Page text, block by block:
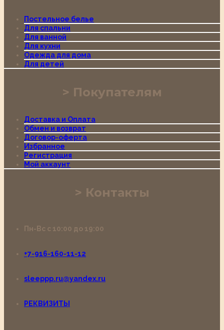
Постельное белье
Для спальни
Для ванной
Для кухни
Одежда для дома
Для детей
Покупателям
Доставка и Оплата
Обмен и возврат
Договор-оферта
Избранное
Регистрация
Мой аккаунт
Контакты
Пн-Вс с 10:00 до 19:00
+7-916-160-11-12
sleeppp.ru@yandex.ru
РЕКВИЗИТЫ